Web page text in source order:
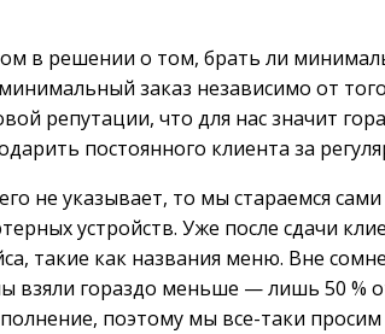
в решении о том, брать ли
заказ независимо от
репутации, что для нас значит
постоянного клиента за
не указывает, то мы стараемся
устройств. Уже после сдачи
такие как названия меню. Вне
взяли гораздо меньше — лишь 50 %
поэтому мы все-таки